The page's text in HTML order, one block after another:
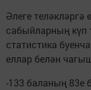
Әлеге
сабыйларның күп
статистика
еллар белән
-133 баланың 83е